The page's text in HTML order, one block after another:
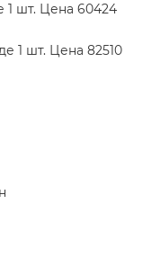
1 шт. Цена 60424
1 шт. Цена 82510